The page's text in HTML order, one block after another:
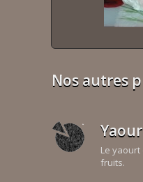
Nos autres
Le
fruits.